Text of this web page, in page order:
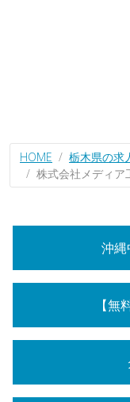
HOME 栃木県の求
株式会社メディア
沖縄
【